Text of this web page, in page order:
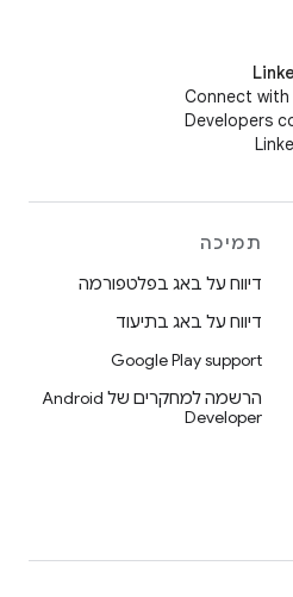
Connect
Developers
תמיכה
דיווח על באג בפלטפורמה
דיווח על באג בתיעוד
Google Play support
הרשמה למחקרים של Android
Developer